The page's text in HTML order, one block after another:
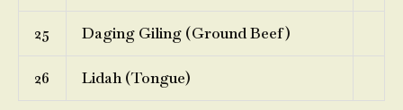
25 Daging Giling (Ground Beef)
26 Lidah (Tongue)